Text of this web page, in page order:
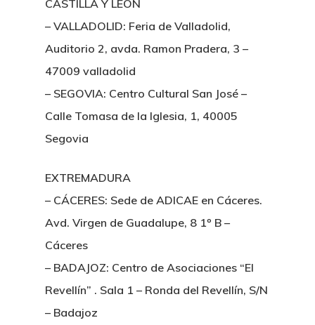
CASTILLA Y LEÓN
– VALLADOLID: Feria de Valladolid,
Auditorio 2, avda. Ramon Pradera, 3 –
47009 valladolid
– SEGOVIA: Centro Cultural San José –
Calle Tomasa de la Iglesia, 1, 40005
Segovia
EXTREMADURA
– CÁCERES: Sede de ADICAE en Cáceres.
Avd. Virgen de Guadalupe, 8 1º B –
Cáceres
– BADAJOZ: Centro de Asociaciones “El
Revellín” . Sala 1 – Ronda del Revellín, S/N
– Badajoz